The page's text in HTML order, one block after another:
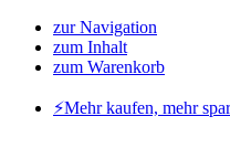
zur Navigation
zum Inhalt
zum Warenkorb
⚡️Mehr kaufen, mehr